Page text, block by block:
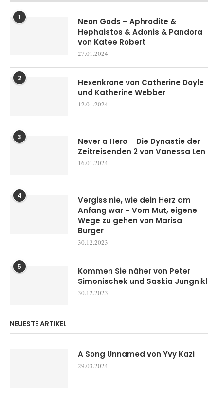
1
Neon Gods – Aphrodite &
Hephaistos & Adonis & Pandora
von Katee Robert
27.01.2024
2
Hexenkrone von Catherine Doyle
und Katherine Webber
12.01.2024
3
Never a Hero – Die Dynastie der
Zeitreisenden 2 von Vanessa Len
16.01.2024
4
Vergiss nie, wie dein Herz am
Anfang war – Vom Mut, eigene
Wege zu gehen von Marisa
Burger
30.12.2023
5
Kommen Sie näher von Peter
Simonischek und Saskia Jungnikl
30.12.2023
NEUESTE ARTIKEL
A Song Unnamed von Yvy Kazi
29.03.2024